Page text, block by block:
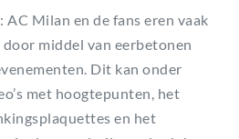
Milan en de fans eren vaak
middel van eerbetonen
Dit kan onder
met hoogtepunten, het
en het